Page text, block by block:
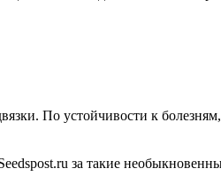
По устойчивости к
за такие